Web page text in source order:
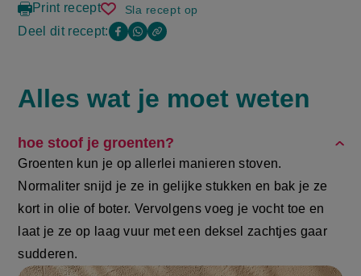
Print recept Sla recept op
vegetarische
stoofpot
met
Deel dit recept:
Deel
pagina
op
(opent
in
nieuw
link)
Deel
pagina
op
(opent
nieuw
link)
Copy
this
page
FAQ
Alles wat je moet weten
hoe stoof je groenten​?
Groenten kun je op allerlei manieren stoven.
Normaliter snijd je ze in gelijke stukken en bak je ze
kort in olie of boter. Vervolgens voeg je vocht toe en
laat je ze op laag vuur met een deksel zachtjes gaar
sudderen.